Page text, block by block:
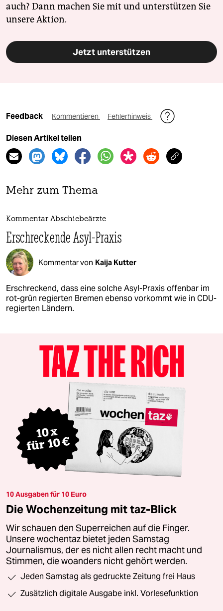
auch? Dann machen Sie mit und unterstützen Sie
unsere Aktion.
Jetzt unterstützen
Feedback Kommentieren Fehlerhinweis
Diesen Artikel teilen
Mehr zum Thema
Kommentar Abschiebeärzte
Erschreckende Asyl-Praxis
Kommentar von Kaija Kutter
Erschreckend, dass eine solche Asyl-Praxis offenbar im
rot-grün regierten Bremen ebenso vorkommt wie in CDU-
regierten Ländern.
10 Ausgaben für 10 Euro
Die Wochenzeitung mit taz-Blick
Wir schauen den Superreichen auf die Finger.
Unsere wochentaz bietet jeden Samstag
Journalismus, der es nicht allen recht macht und
Stimmen, die woanders nicht gehört werden.
Jeden Samstag als gedruckte Zeitung frei Haus
Zusätzlich digitale Ausgabe inkl. Vorlesefunktion